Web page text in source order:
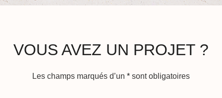
VOUS AVEZ UN PROJET ?
Les champs marqués d’un * sont obligatoires